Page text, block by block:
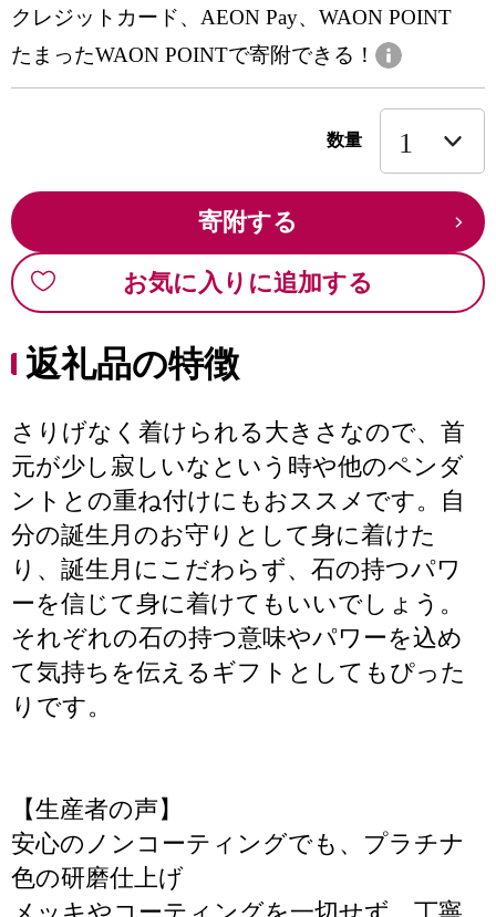
クレジットカード、AEON Pay、WAON POINT
たまったWAON POINTで寄附できる！
数量
寄附する
お気に入りに追加する
返礼品の特徴
さりげなく着けられる大きさなので、首
元が少し寂しいなという時や他のペンダ
ントとの重ね付けにもおススメです。自
分の誕生月のお守りとして身に着けた
り、誕生月にこだわらず、石の持つパワ
ーを信じて身に着けてもいいでしょう。
それぞれの石の持つ意味やパワーを込め
て気持ちを伝えるギフトとしてもぴった
りです。
【生産者の声】
安心のノンコーティングでも、プラチナ
色の研磨仕上げ